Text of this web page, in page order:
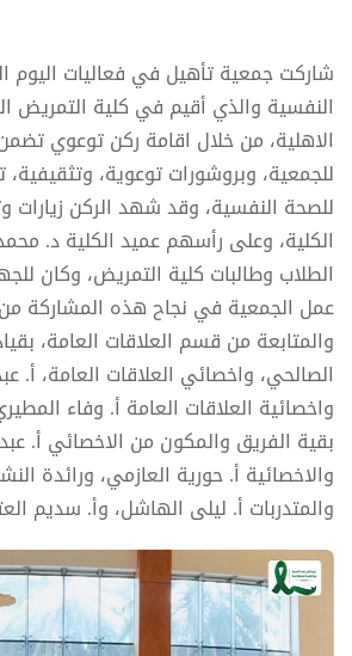
شاركت جمعية تأهيل في فعاليات اليوم
النفسية والذي أقيم في كلية التمريض
الاهلية، من خلال اقامة ركن توعوي
للجمعية، وبروشورات توعوية،
للصحة النفسية، وقد شهد الركن
الكلية، وعلى رأسهم عميد الكلية د.
الطلاب وطالبات كلية التمريض، وكان
عمل الجمعية في نجاح هذه المشاركة
والمتابعة من قسم العلاقات العامة،
الصالحي، واخصائي العلاقات العامة، أ.
واخصائية العلاقات العامة أ. وفاء
بقية الفريق والمكون من الاخصائي أ. عبد
والاخصائية أ. حورية العازمي، ورائدة
والمتدربات أ. ليلى الهاشل، وأ. سديم